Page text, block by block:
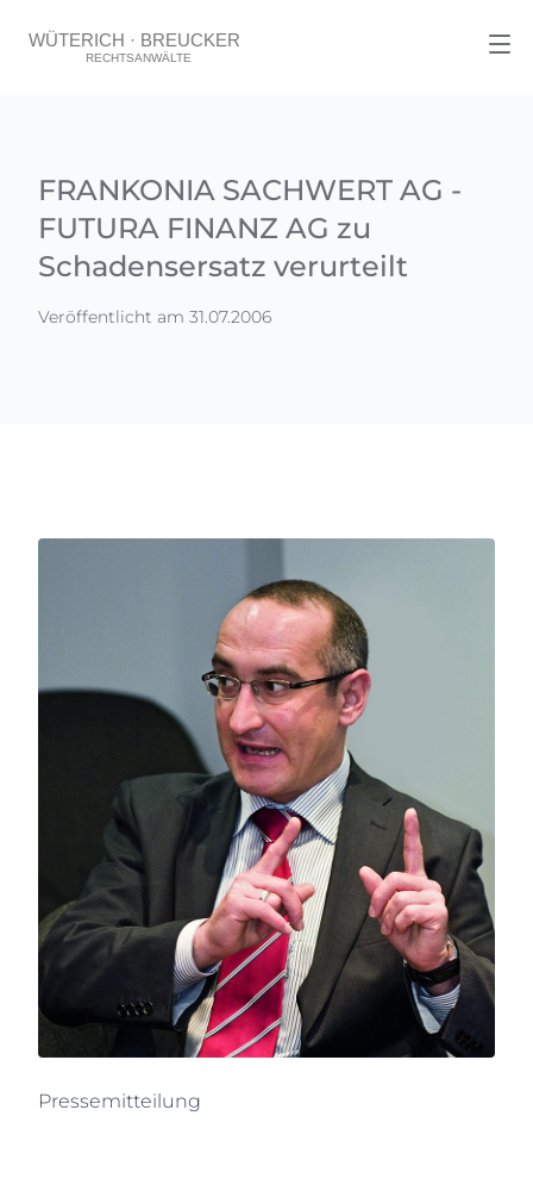
FRANKONIA SACHWERT AG -
FUTURA FINANZ AG zu
Schadensersatz verurteilt
Veröffentlicht am 31.07.2006
Pressemitteilung